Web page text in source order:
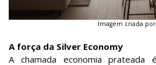
Imagem criada por
A força da Silver Economy
A chamada economia